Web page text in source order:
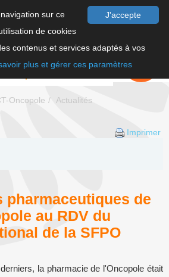
J'accepte
sur ce
de cookies
contenus et services adaptés à vos
plus et gérer ces paramètres
FAIRE UN
DON
Oncopole
Actualités
Imprimer
pharmaceutiques de
au RDV du
de la SFPO
la pharmacie de l'Oncopole était